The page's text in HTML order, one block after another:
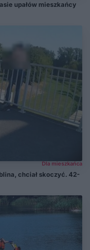
upałów mieszkańcy
Dla mieszkańca
chciał skoczyć. 42-